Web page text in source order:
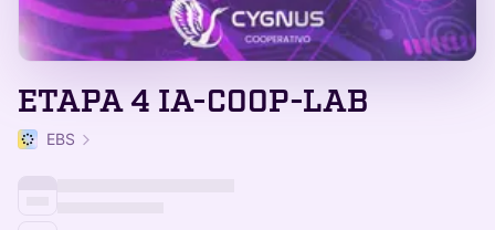
ETAPA 4 IA-COOP-LAB
EBS